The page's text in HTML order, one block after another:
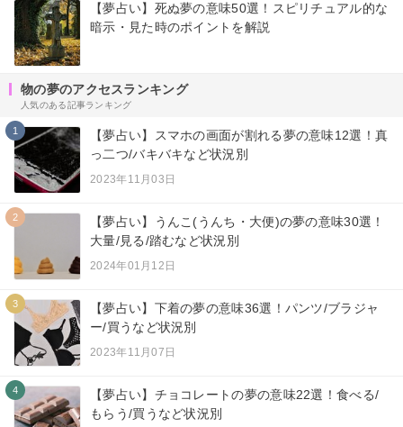
【夢占い】死ぬ夢の意味50選！スピリチュアル的な
暗示・見た時のポイントを解説
物の夢のアクセスランキング
人気のある記事ランキング
1
【夢占い】スマホの画面が割れる夢の意味12選！真
っ二つ/バキバキなど状況別
2023年11月03日
2
【夢占い】うんこ(うんち・大便)の夢の意味30選！
大量/見る/踏むなど状況別
2024年01月12日
3
【夢占い】下着の夢の意味36選！パンツ/ブラジャ
ー/買うなど状況別
2023年11月07日
4
【夢占い】チョコレートの夢の意味22選！食べる/
もらう/買うなど状況別